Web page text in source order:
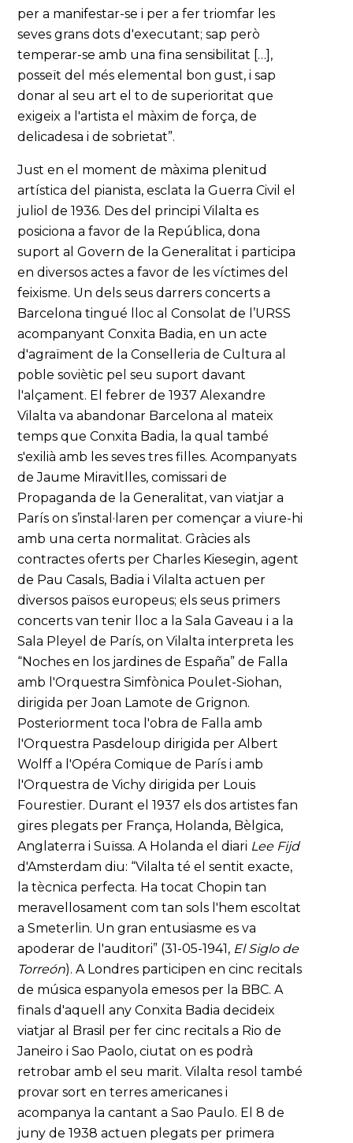
per a manifestar-se i per a fer triomfar les
seves grans dots d'executant; sap però
temperar-se amb una fina sensibilitat […],
posseït del més elemental bon gust, i sap
donar al seu art el to de superioritat que
exigeix a l'artista el màxim de força, de
delicadesa i de sobrietat”.
Just en el moment de màxima plenitud
artística del pianista, esclata la Guerra Civil el
juliol de 1936. Des del principi Vilalta es
posiciona a favor de la República, dona
suport al Govern de la Generalitat i participa
en diversos actes a favor de les víctimes del
feixisme. Un dels seus darrers concerts a
Barcelona tingué lloc al Consolat de l’URSS
acompanyant Conxita Badia, en un acte
d'agraïment de la Conselleria de Cultura al
poble soviètic pel seu suport davant
l'alçament. El febrer de 1937 Alexandre
Vilalta va abandonar Barcelona al mateix
temps que Conxita Badia, la qual també
s'exilià amb les seves tres filles. Acompanyats
de Jaume Miravitlles, comissari de
Propaganda de la Generalitat, van viatjar a
París on s’instal·laren per començar a viure-hi
amb una certa normalitat. Gràcies als
contractes oferts per Charles Kiesegin, agent
de Pau Casals, Badia i Vilalta actuen per
diversos països europeus; els seus primers
concerts van tenir lloc a la Sala Gaveau i a la
Sala Pleyel de París, on Vilalta interpreta les
“Noches en los jardines de España” de Falla
amb l'Orquestra Simfònica Poulet-Siohan,
dirigida per Joan Lamote de Grignon.
Posteriorment toca l'obra de Falla amb
l'Orquestra Pasdeloup dirigida per Albert
Wolff a l'Opéra Comique de París i amb
l'Orquestra de Vichy dirigida per Louis
Fourestier. Durant el 1937 els dos artistes fan
gires plegats per França, Holanda, Bèlgica,
Anglaterra i Suïssa. A Holanda el diari Lee Fijd
d'Amsterdam diu: “Vilalta té el sentit exacte,
la tècnica perfecta. Ha tocat Chopin tan
meravellosament com tan sols l'hem escoltat
a Smeterlin. Un gran entusiasme es va
apoderar de l'auditori” (31-05-1941, El Siglo de
Torreón). A Londres participen en cinc recitals
de música espanyola emesos per la BBC. A
finals d'aquell any Conxita Badia decideix
viatjar al Brasil per fer cinc recitals a Rio de
Janeiro i Sao Paolo, ciutat on es podrà
retrobar amb el seu marit. Vilalta resol també
provar sort en terres americanes i
acompanya la cantant a Sao Paulo. El 8 de
juny de 1938 actuen plegats per primera